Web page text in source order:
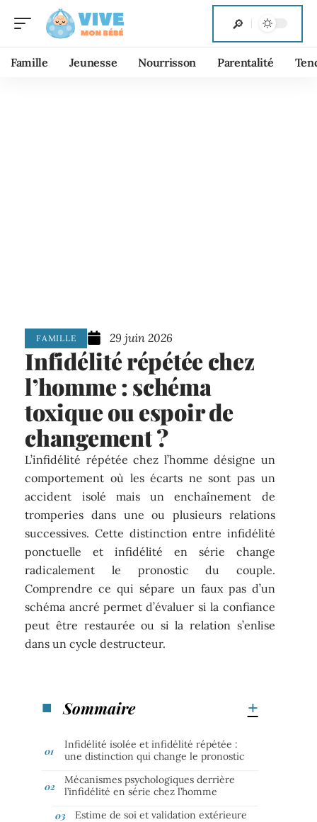
Famille Jeunesse Nourrisson Parentalité
FAMILLE 29 juin 2026
Infidélité répétée chez
l’homme : schéma
toxique ou espoir de
changement ?
L’infidélité répétée chez l’homme désigne un
comportement où les écarts ne sont pas un
accident isolé mais un enchaînement de
tromperies dans une ou plusieurs relations
successives. Cette distinction entre infidélité
ponctuelle et infidélité en série change
radicalement le pronostic du couple.
Comprendre ce qui sépare un faux pas d’un
schéma ancré permet d’évaluer si la confiance
peut être restaurée ou si la relation s’enlise
dans un cycle destructeur.
Sommaire
Infidélité isolée et infidélité répétée :
une distinction qui change le pronostic
Mécanismes psychologiques derrière
l’infidélité en série chez l’homme
Estime de soi et validation extérieure